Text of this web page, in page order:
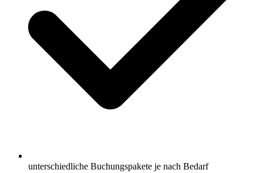
unterschiedliche Buchungspakete je nach Bedarf